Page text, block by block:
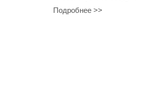
Подробнее >>